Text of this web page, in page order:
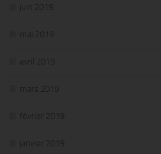
juin 2019
mai 2019
avril 2019
mars 2019
février 2019
janvier 2019